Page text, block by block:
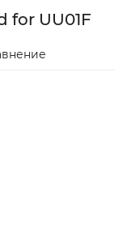
for UU01F